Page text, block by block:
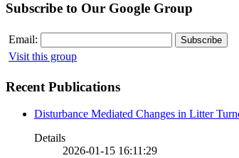
Subscribe to Our Google Group
Email:
Visit this group
Recent Publications
Disturbance Mediated Changes in Litter
Details
2026-01-15 16:11:29